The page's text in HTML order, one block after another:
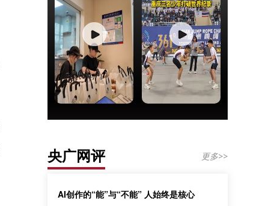
央广网评 更多>>
AI创作的“能”与“不能” 人始终是核心